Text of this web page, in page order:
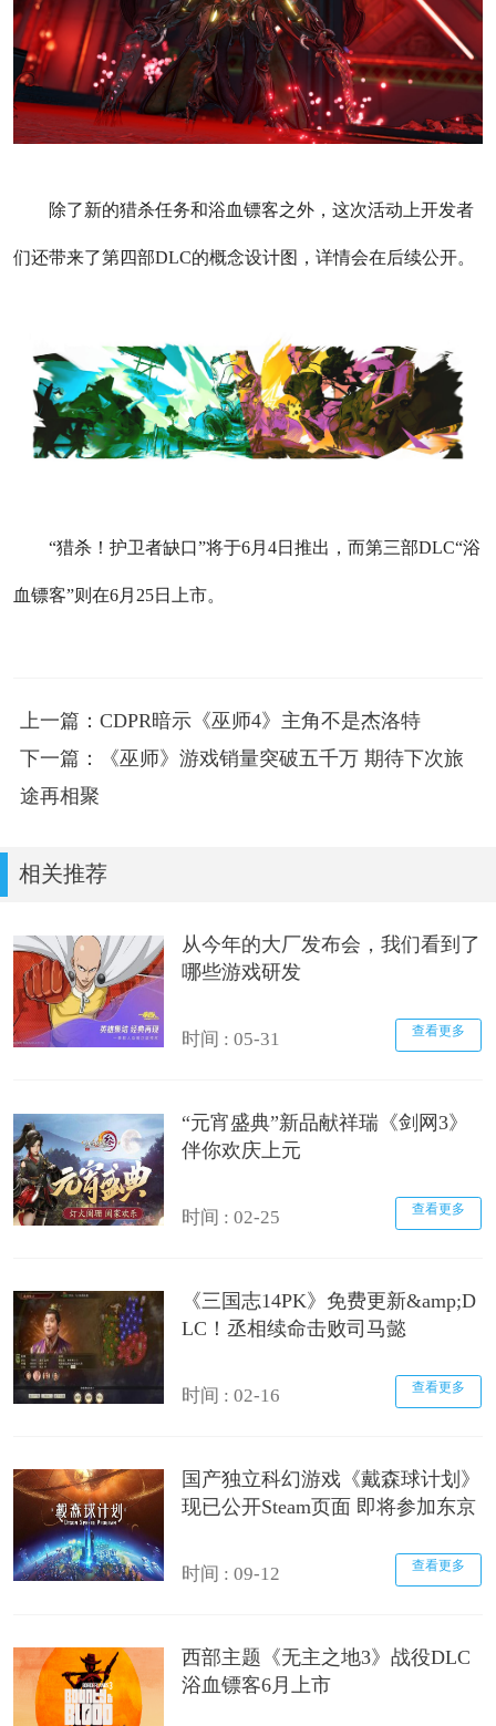
除了新的猎杀任务和浴血镖客之外，这次活动上开发者
们还带来了第四部DLC的概念设计图，详情会在后续公开。
“猎杀！护卫者缺口”将于6月4日推出，而第三部DLC“浴
血镖客”则在6月25日上市。
上一篇：CDPR暗示《巫师4》主角不是杰洛特
下一篇：《巫师》游戏销量突破五千万 期待下次旅
途再相聚
相关推荐
从今年的大厂发布会，我们看到了
哪些游戏研发
时间 : 05-31 查看更多
“元宵盛典”新品献祥瑞《剑网3》
伴你欢庆上元
时间 : 02-25 查看更多
《三国志14PK》免费更新&amp;D
LC！丞相续命击败司马懿
时间 : 02-16 查看更多
国产独立科幻游戏《戴森球计划》
现已公开Steam页面 即将参加东京
时间 : 09-12 查看更多
西部主题《无主之地3》战役DLC
浴血镖客6月上市